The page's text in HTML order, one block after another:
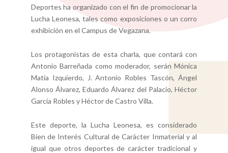
Deportes ha organizado con el fin de promocionar la
Lucha Leonesa, tales como exposiciones o un corro
exhibición en el Campus de Vegazana.
Los protagonistas de esta charla, que contará con
Antonio Barreñada como moderador, serán Mónica
Matía Izquierdo, J. Antonio Robles Tascón, Ángel
Alonso Álvarez, Eduardo Álvarez del Palacio, Héctor
García Robles y Héctor de Castro Villa.
Este deporte, la Lucha Leonesa, es considerado
Bien de Interés Cultural de Carácter Inmaterial y al
igual que otros deportes de carácter tradicional y